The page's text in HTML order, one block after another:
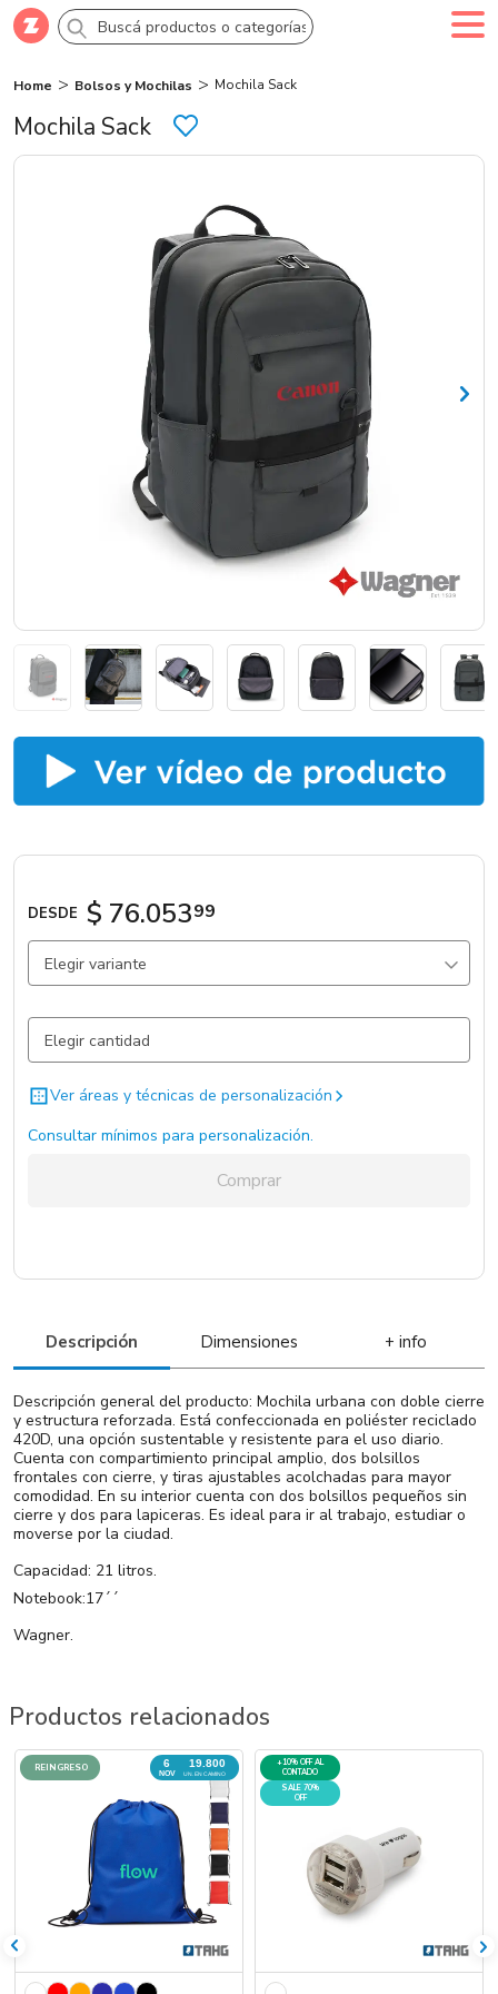
Comprar Creá tu cuenta
Categorías
SALE 70% OFF
Sé partner
Mochila Sack
Home Bolsos y Mochilas Mochila Sack
DESDE $ 76.05399
Elegir variante
Gris Oscuro / Gris Oscuro / Poliestileno 20 un.
Ver áreas y técnicas de personalización
Consultar mínimos para personalización.
Comprar
Descripción Dimensiones + info
Descripción general del producto: Mochila urbana con doble cierre
y estructura reforzada. Está confeccionada en poliéster reciclado
420D, una opción sustentable y resistente para el uso diario.
Cuenta con compartimiento principal amplio, dos bolsillos
frontales con cierre, y tiras ajustables acolchadas para mayor
comodidad. En su interior cuenta con dos bolsillos pequeños sin
cierre y dos para lapiceras. Es ideal para ir al trabajo, estudiar o
moverse por la ciudad.
Capacidad: 21 litros.
Notebook:17´´
Wagner.
Productos relacionados
6
NOV
19.800
UN. EN CAMINO
REINGRESO
+10% OFF AL
CONTADO
SALE 70%
OFF